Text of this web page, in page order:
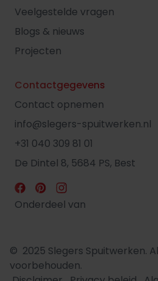
Veelgestelde vragen
Blogs & nieuws
Projecten
Contactgegevens
Contact opnemen
info@slegers-spuitwerken.nl
+31 040 309 81 01
De Dintel 8, 5684 PS, Best
Onderdeel van
© 2025 Slegers Spuitwerken.
voorbehouden.